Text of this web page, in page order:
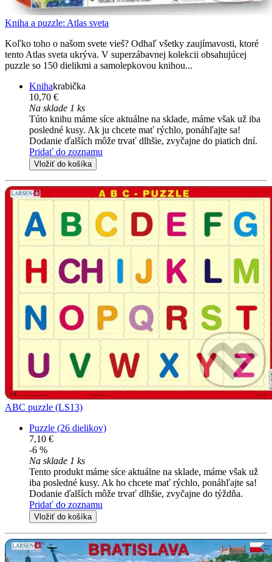
Kniha a puzzle: Atlas sveta
Koľko toho o našom svete vieš? Odhaľ všetky zaujímavosti, ktoré
tento Atlas sveta ukrýva. V superzábavnej kolekcii obsahujúcej
puzzle so 150 dielikmi a samolepkovou knihou...
Knihakrabička
10,70 €
Na sklade 1 ks
Túto knihu máme síce aktuálne na sklade, máme však už iba
posledné kusy. Ak ju chcete mať rýchlo, ponáhľajte sa!
Dodanie ďalších môže trvať dlhšie, zvyčajne do piatich dní.
Pridať do zoznamu
Vložiť do košíka
ABC puzzle (LS13)
Puzzle (26 dielikov)
7,10 €
-6 %
Na sklade 1 ks
Tento produkt máme síce aktuálne na sklade, máme však už
iba posledné kusy. Ak ho chcete mať rýchlo, ponáhľajte sa!
Dodanie ďalších môže trvať dlhšie, zvyčajne do týždňa.
Pridať do zoznamu
Vložiť do košíka